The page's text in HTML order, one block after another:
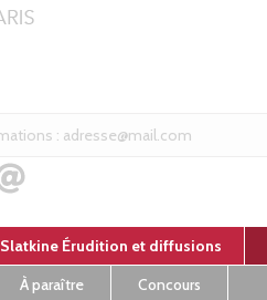
Slatkine Érudition et diffusions
À paraître Concours